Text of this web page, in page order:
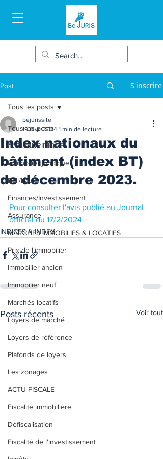
Post S'inscrire
Tous les posts
ACTU JURIDIQUE
Immobilier juridique
Bail/baux
Finances/Investissement
Assurance
MARCHES IMMOBILIES & LOCATIFS
Prix de l'immobilier
Immobilier ancien
Immobilier neuf
Marchés locatifs
Loyers de marché
Loyers de référence
Plafonds de loyers
Les zonages
ACTU FISCALE
Fiscalité immobilière
Défiscalisation
Fiscalité de l'investissement
Tous les posts
Index nationaux du
bâtiment (index BT)
de décembre 2023.
bejurissite
19 févr. 2024 1 min de lecture
Pour consulter l'avis publié au Journal
officiel du 17/2/2024.
INDICES & INDEX
Posts récents Voir tout